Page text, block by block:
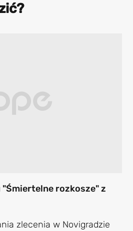
rozkosze" z
zlecenia w Novigradzie